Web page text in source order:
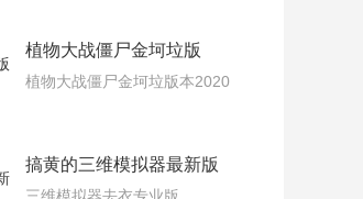
植物大战僵尸金坷垃版
植物大战僵尸金坷垃版本2020
搞黄的三维模拟器最新版